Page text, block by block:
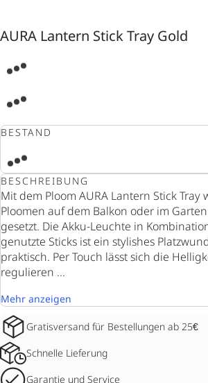
AURA Lantern Stick Tray Gold
BESTAND
BESCHREIBUNG
Mit dem Ploom AURA Lantern Stick
Ploomen auf dem Balkon oder im
gesetzt. Die Akku-Leuchte in
genutzte Sticks ist ein stylishes
praktisch. Per Touch lässt sich die
regulieren ...
Mehr anzeigen
Gratisversand für Bestellungen ab 25€
Schnelle Lieferung
Garantie und Service